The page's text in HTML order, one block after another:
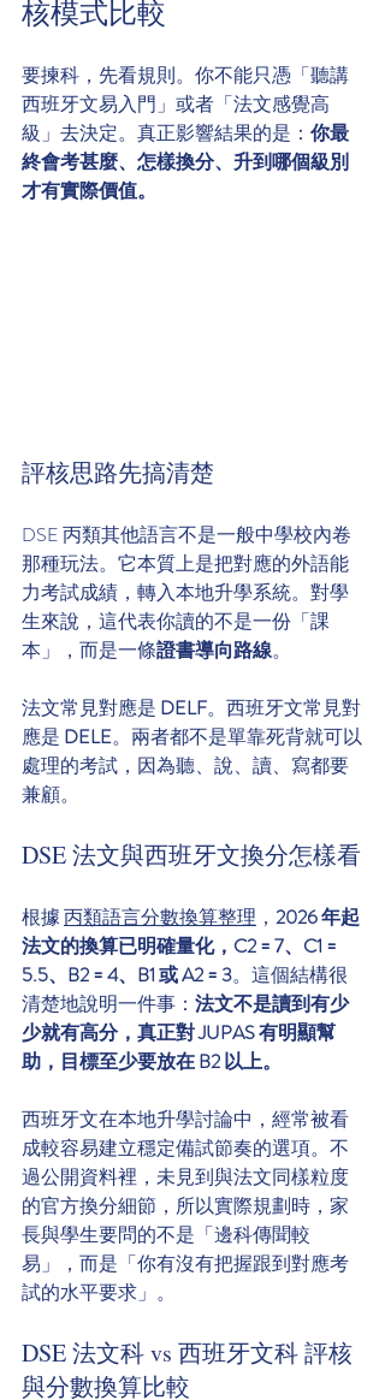
核模式比較
要揀科，先看規則。你不能只憑「聽講
西班牙文易入門」或者「法文感覺高
級」去決定。真正影響結果的是： 你最
終會考甚麼、怎樣換分、升到哪個級別
才有實際價值。
評核思路先搞清楚
DSE 丙類其他語言不是一般中學校內卷
那種玩法。它本質上是把對應的外語能
力考試成績，轉入本地升學系統。對學
生來說，這代表你讀的不是一份「課
本」，而是一條證書導向路線。
法文常見對應是 DELF。西班牙文常見對
應是 DELE。兩者都不是單靠死背就可以
處理的考試，因為聽、說、讀、寫都要
兼顧。
DSE 法文與西班牙文換分怎樣看
根據 丙類語言分數換算整理 ， 2026 年起
法文的換算已明確量化，C2 = 7、C1 =
5.5、B2 = 4、B1 或 A2 = 3。這個結構很
清楚地說明一件事： 法文不是讀到有少
少就有高分，真正對 JUPAS 有明顯幫
助，目標至少要放在 B2 以上。
西班牙文在本地升學討論中，經常被看
成較容易建立穩定備試節奏的選項。不
過公開資料裡，未見到與法文同樣粒度
的官方換分細節，所以實際規劃時，家
長與學生要問的不是「邊科傳聞較
易」，而是「你有沒有把握跟到對應考
試的水平要求」。
DSE 法文科 vs 西班牙文科 評核
與分數換算比較